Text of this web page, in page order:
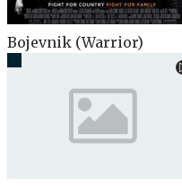
Bojevnik (Warrior)